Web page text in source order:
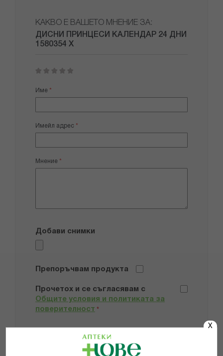
X
КАКВО Е ВАШЕТО МНЕНИЕ ЗА:
ДИСНИ ПРИНЦЕСИ КАЛЕНДАР 24 ДНИ
1580354 Х
star
stars
stars
stars
stars
Име
Имейл адрес
Мнение
Добави снимки
Препоръчвам продукта
Прочетох и се съгласявам с
Общите условия и политиката за
поверителност *
ИЗПРАТИ